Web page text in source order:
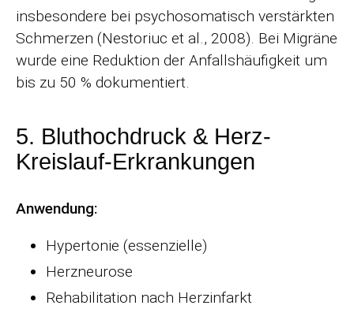
insbesondere bei psychosomatisch verstärkten
Schmerzen (Nestoriuc et al., 2008). Bei Migräne
wurde eine Reduktion der Anfallshäufigkeit um
bis zu 50 % dokumentiert.
5. Bluthochdruck & Herz-
Kreislauf-Erkrankungen
Anwendung:
Hypertonie (essenzielle)
Herzneurose
Rehabilitation nach Herzinfarkt